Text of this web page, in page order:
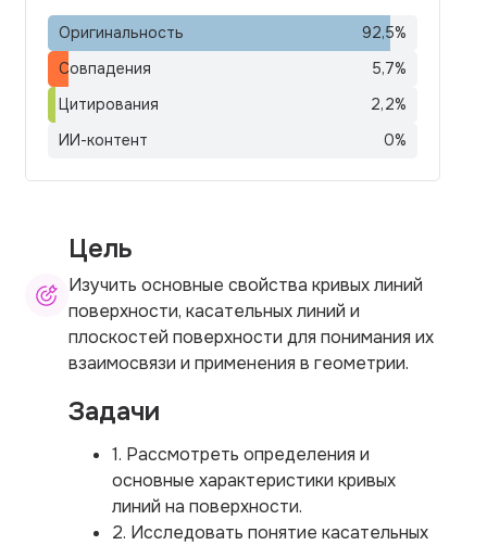
Оригинальность 92,5%
Совпадения
5,7%
Цитирования
2,2%
ИИ-контент
0%
Цель
Изучить основные свойства кривых линий
поверхности, касательных линий и
плоскостей поверхности для понимания их
взаимосвязи и применения в геометрии.
Задачи
1. Рассмотреть определения и
основные характеристики кривых
линий на поверхности.
2. Исследовать понятие касательных